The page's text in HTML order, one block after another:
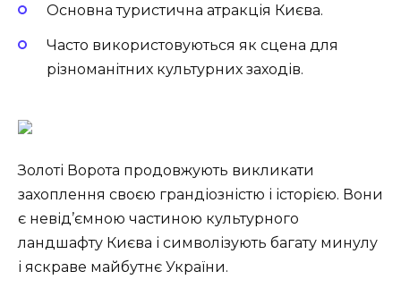
Основна туристична атракція Києва.
Часто використовуються як сцена для
різноманітних культурних заходів.
Золоті Ворота продовжують викликати
захоплення своєю грандіозністю і історією. Вони
є невід’ємною частиною культурного
ландшафту Києва і символізують багату минулу
і яскраве майбутнє України.